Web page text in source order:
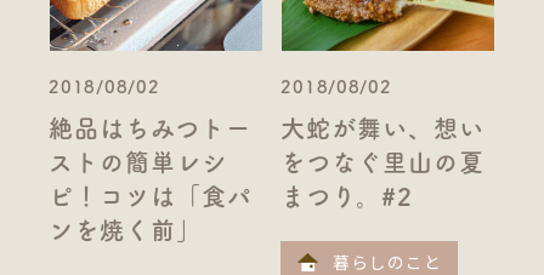
2018/08/02
絶品はちみつトー
ストの簡単レシ
ピ！コツは「食パ
ンを焼く前」
2018/08/02
大蛇が舞い、想い
をつなぐ里山の夏
まつり。#2
暮らしのこと